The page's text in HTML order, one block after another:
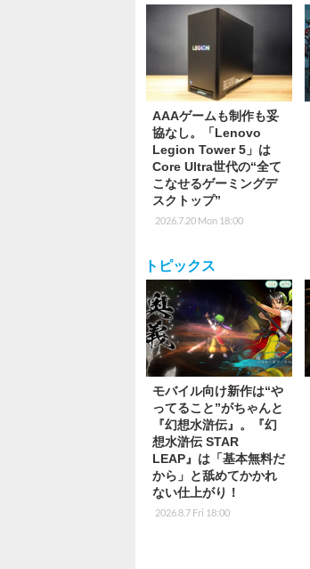
AAAゲームも制作も妥
協なし。「Lenovo
Legion Tower 5」は
Core Ultra世代の“全て
こなせるゲーミングデ
スクトップ”
2026.7.20 Mon 18:00
トピックス
モバイル向け新作は“や
ってること”がちゃんと
『幻想水滸伝』。『幻
想水滸伝 STAR
LEAP』は「基本無料だ
から」と舐めてかかれ
ない仕上がり！
2026.8.7 Fri 18:00